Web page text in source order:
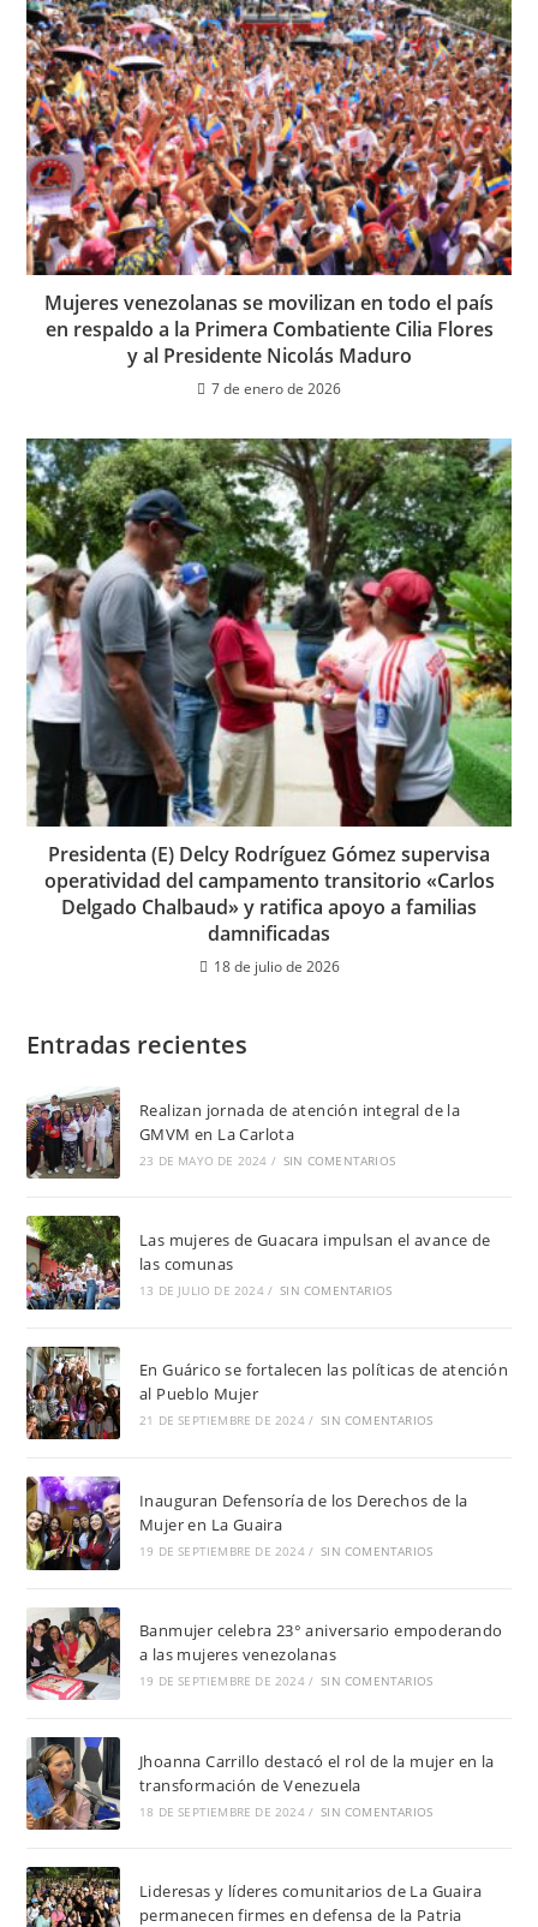
Mujeres venezolanas se movilizan en todo el país
en respaldo a la Primera Combatiente Cilia Flores
y al Presidente Nicolás Maduro
7 de enero de 2026
Presidenta (E) Delcy Rodríguez Gómez supervisa
operatividad del campamento transitorio «Carlos
Delgado Chalbaud» y ratifica apoyo a familias
damnificadas
18 de julio de 2026
Entradas recientes
Realizan jornada de atención integral de la
GMVM en La Carlota
23 DE MAYO DE 2024 / SIN COMENTARIOS
Las mujeres de Guacara impulsan el avance de
las comunas
13 DE JULIO DE 2024 / SIN COMENTARIOS
En Guárico se fortalecen las políticas de atención
al Pueblo Mujer
21 DE SEPTIEMBRE DE 2024 / SIN COMENTARIOS
Inauguran Defensoría de los Derechos de la
Mujer en La Guaira
19 DE SEPTIEMBRE DE 2024 / SIN COMENTARIOS
Banmujer celebra 23° aniversario empoderando
a las mujeres venezolanas
19 DE SEPTIEMBRE DE 2024 / SIN COMENTARIOS
Jhoanna Carrillo destacó el rol de la mujer en la
transformación de Venezuela
18 DE SEPTIEMBRE DE 2024 / SIN COMENTARIOS
Lideresas y líderes comunitarios de La Guaira
permanecen firmes en defensa de la Patria